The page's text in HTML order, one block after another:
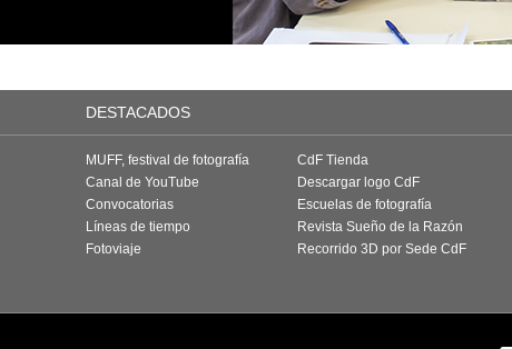
DESTACADOS
MUFF, festival de fotografía
Canal de YouTube
Convocatorias
Líneas de tiempo
Fotoviaje
CdF Tienda
Descargar logo CdF
Escuelas de fotografía
Revista Sueño de la Razón
Recorrido 3D por Sede CdF